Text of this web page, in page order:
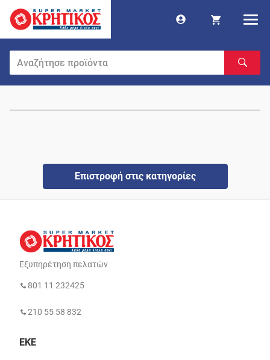
Επιστροφή στις κατηγορίες
Εξυπηρέτηση πελατών
801 11 232425
210 55 58 832
ΕΚΕ